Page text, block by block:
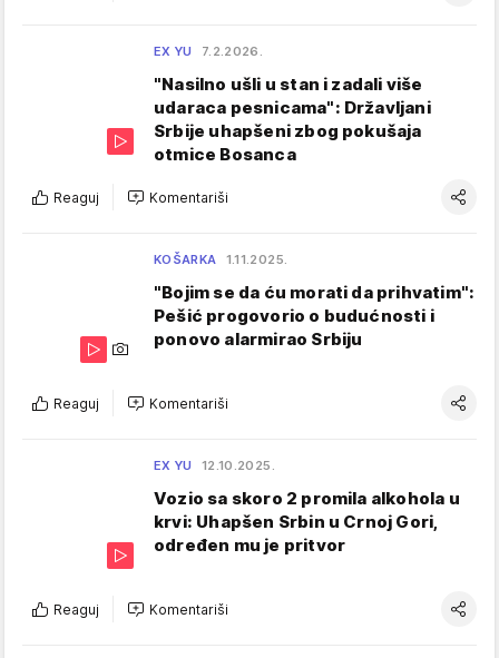
EX YU 7.2.2026.
"Nasilno ušli u stan i zadali više
udaraca pesnicama": Državljani
Srbije uhapšeni zbog pokušaja
otmice Bosanca
Reaguj Komentariši
KOŠARKA 1.11.2025.
"Bojim se da ću morati da prihvatim":
Pešić progovorio o budućnosti i
ponovo alarmirao Srbiju
Reaguj Komentariši
EX YU 12.10.2025.
Vozio sa skoro 2 promila alkohola u
krvi: Uhapšen Srbin u Crnoj Gori,
određen mu je pritvor
Reaguj Komentariši